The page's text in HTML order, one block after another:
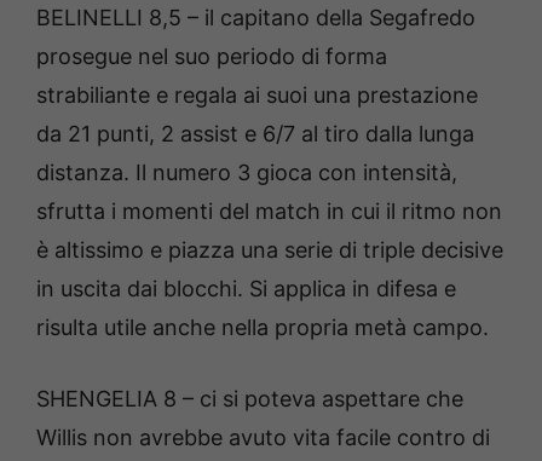
BELINELLI 8,5 – il capitano della Segafredo
prosegue nel suo periodo di forma
strabiliante e regala ai suoi una prestazione
da 21 punti, 2 assist e 6/7 al tiro dalla lunga
distanza. Il numero 3 gioca con intensità,
sfrutta i momenti del match in cui il ritmo non
è altissimo e piazza una serie di triple decisive
in uscita dai blocchi. Si applica in difesa e
risulta utile anche nella propria metà campo.
SHENGELIA 8 – ci si poteva aspettare che
Willis non avrebbe avuto vita facile contro di